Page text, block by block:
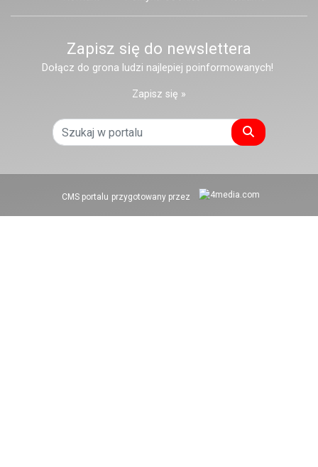
Zapisz się do newslettera
Dołącz do grona ludzi najlepiej poinformowanych!
Zapisz się »
Szukaj
CMS portalu przygotowany przez